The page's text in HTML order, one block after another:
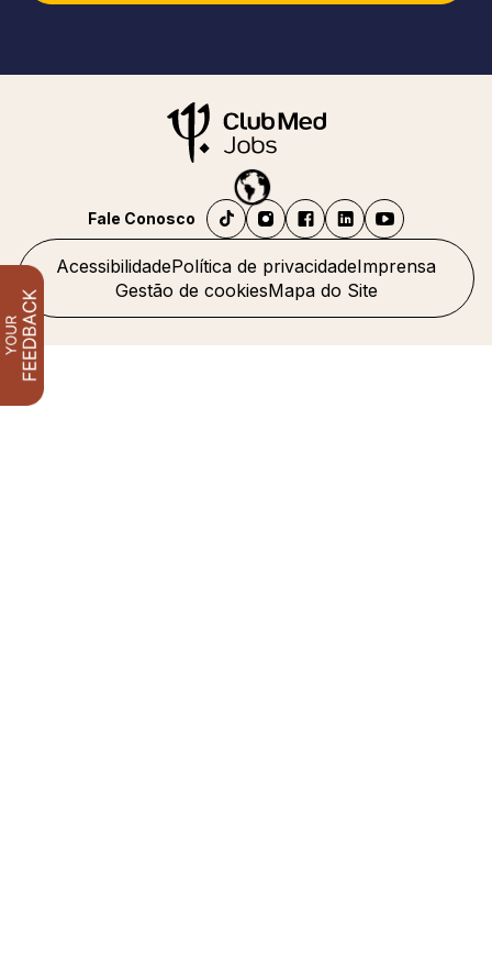
AcessibilidadePolítica de privacidadeImprensa
Gestão de cookiesMapa do Site
Fale Conosco